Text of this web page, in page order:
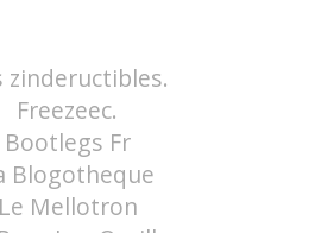
zindeructibles.
Freezeec.
Bootlegs Fr
Blogotheque
Le Mellotron